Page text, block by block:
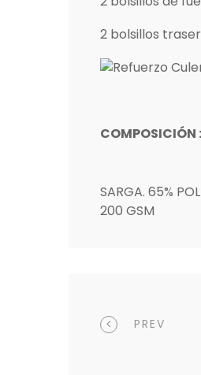
2 bolsillos
COMPOSICIÓN :
SARGA. 65%
200 GSM
PREV